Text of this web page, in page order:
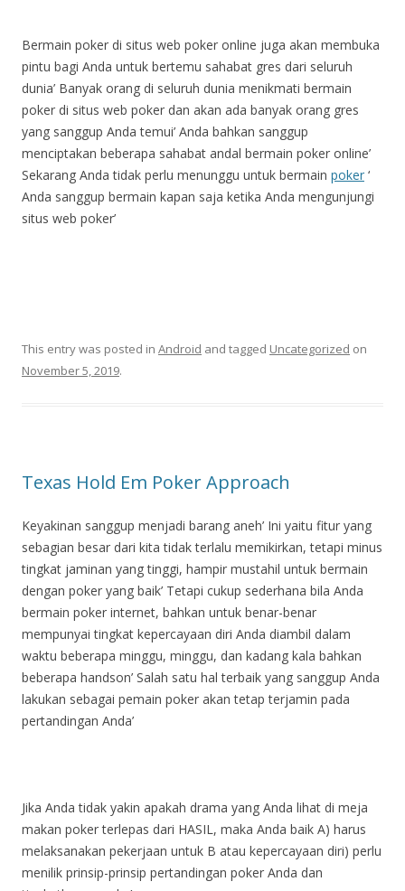
Bermain poker di situs web poker online juga akan membuka
pintu bagi Anda untuk bertemu sahabat gres dari seluruh
dunia’ Banyak orang di seluruh dunia menikmati bermain
poker di situs web poker dan akan ada banyak orang gres
yang sanggup Anda temui’ Anda bahkan sanggup
menciptakan beberapa sahabat andal bermain poker online’
Sekarang Anda tidak perlu menunggu untuk bermain poker ‘
Anda sanggup bermain kapan saja ketika Anda mengunjungi
situs web poker’
This entry was posted in Android and tagged Uncategorized on
November 5, 2019.
Texas Hold Em Poker Approach
Keyakinan sanggup menjadi barang aneh’ Ini yaitu fitur yang
sebagian besar dari kita tidak terlalu memikirkan, tetapi minus
tingkat jaminan yang tinggi, hampir mustahil untuk bermain
dengan poker yang baik’ Tetapi cukup sederhana bila Anda
bermain poker internet, bahkan untuk benar-benar
mempunyai tingkat kepercayaan diri Anda diambil dalam
waktu beberapa minggu, minggu, dan kadang kala bahkan
beberapa handson’ Salah satu hal terbaik yang sanggup Anda
lakukan sebagai pemain poker akan tetap terjamin pada
pertandingan Anda’
Jika Anda tidak yakin apakah drama yang Anda lihat di meja
makan poker terlepas dari HASIL, maka Anda baik A) harus
melaksanakan pekerjaan untuk B atau kepercayaan diri) perlu
menilik prinsip-prinsip pertandingan poker Anda dan